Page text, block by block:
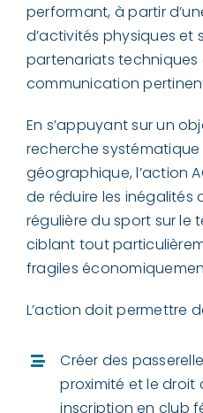
performant, à partir
d’activités physiques et
partenariats techniques
communication
En s’appuyant sur un
recherche
géographique, l’action
de réduire les inégalités
régulière du sport sur le
ciblant tout
fragiles
L’action doit permettre
Créer des
proximité et le droit
inscription en club